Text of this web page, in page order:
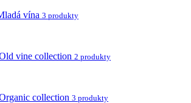
vína 3 produkty
vine collection 2 produkty
collection 3 produkty